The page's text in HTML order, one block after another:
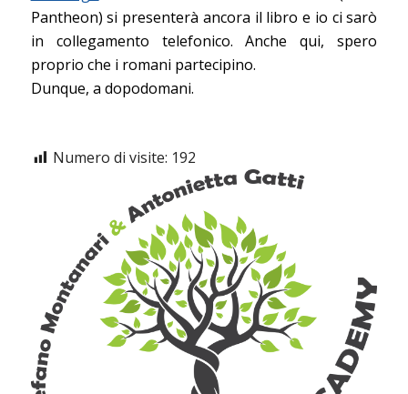
Pantheon) si presenterà ancora il libro e io ci sarò
in collegamento telefonico. Anche qui, spero
proprio che i romani partecipino.
Dunque, a dopodomani.
Numero di visite: 192